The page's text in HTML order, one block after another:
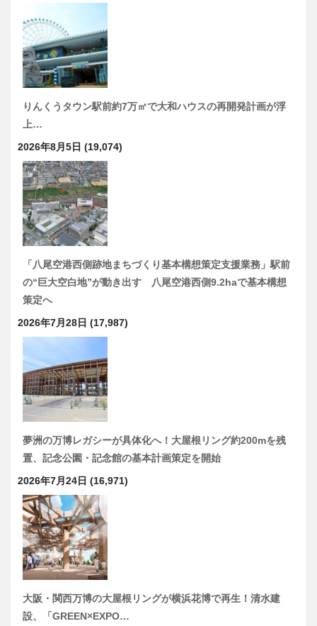
りんくうタウン駅前約7万㎡で大和ハウスの再開発計画が浮
上…
2026年8月5日 (19,074)
「八尾空港西側跡地まちづくり基本構想策定支援業務」駅前
の“巨大空白地”が動き出す 八尾空港西側9.2haで基本構想
策定へ
2026年7月28日 (17,987)
夢洲の万博レガシーが具体化へ！大屋根リング約200mを残
置、記念公園・記念館の基本計画策定を開始
2026年7月24日 (16,971)
大阪・関西万博の大屋根リングが横浜花博で再生！清水建
設、「GREEN×EXPO…